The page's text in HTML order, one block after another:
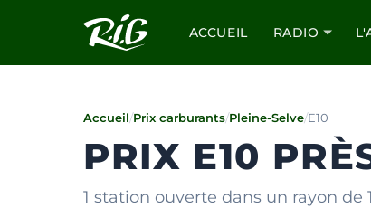
ACCUEIL RADIO
Accueil/Prix carburants/Pleine-Selve/E10
PRIX E10
1 station ouverte dans un rayon de